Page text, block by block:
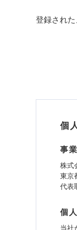
登録された
個
事
株式
東京
代
個
当社